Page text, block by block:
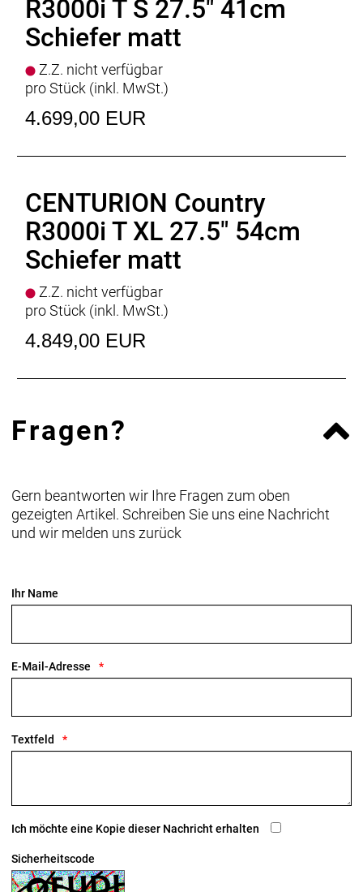
Schloss: Rahmenschloss ABUS Shield X-Plus 5755L
Motor : BOSCH Performance Line CX
S: 625Wh
Batteriekapazität: 625Wh
Display: BOSCH Kiox 300, BOSCH LED Remote
Ladegerät: BOSCH Standard Charger * 4 Ampere
Zulässiges Gesamtgewicht: 150kg
R3000i T S 27.5" 41cm
Schiefer matt
Z.Z. nicht verfügbar
pro Stück (inkl. MwSt.)
4.699,00 EUR
CENTURION Country
R3000i T XL 27.5" 54cm
Schiefer matt
Z.Z. nicht verfügbar
pro Stück (inkl. MwSt.)
4.849,00 EUR
Fragen?
Gern beantworten wir Ihre Fragen zum oben
gezeigten Artikel. Schreiben Sie uns eine Nachricht
und wir melden uns zurück
Ihr Name
E-Mail-Adresse
Textfeld
Ich möchte eine Kopie dieser Nachricht erhalten
Sicherheitscode